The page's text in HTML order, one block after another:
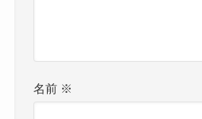
名前 ※